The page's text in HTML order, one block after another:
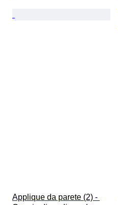
Applique da parete (2) -